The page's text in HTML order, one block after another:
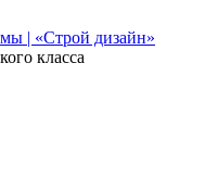
класса